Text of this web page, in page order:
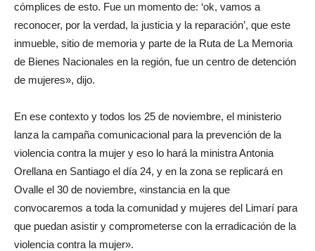
cómplices de esto. Fue un momento de: ‘ok, vamos a
reconocer, por la verdad, la justicia y la reparación’, que este
inmueble, sitio de memoria y parte de la Ruta de La Memoria
de Bienes Nacionales en la región, fue un centro de detención
de mujeres», dijo.
En ese contexto y todos los 25 de noviembre, el ministerio
lanza la campaña comunicacional para la prevención de la
violencia contra la mujer y eso lo hará la ministra Antonia
Orellana en Santiago el día 24, y en la zona se replicará en
Ovalle el 30 de noviembre, «instancia en la que
convocaremos a toda la comunidad y mujeres del Limarí para
que puedan asistir y comprometerse con la erradicación de la
violencia contra la mujer».